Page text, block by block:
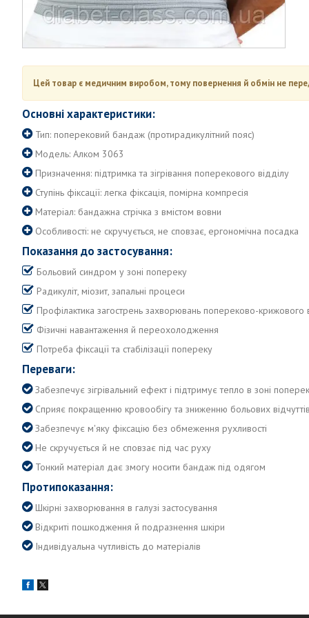
Цей товар є медичним виробом, тому повернення й обмін не
Основні характеристики:
Тип: поперековий бандаж (протирадикулітний пояс)
Модель: Алком 3063
Призначення: підтримка та зігрівання поперекового відділу
Ступінь фіксації: легка фіксація, помірна компресія
Матеріал: бандажна стрічка з вмістом вовни
Особливості: не скручується, не сповзає, ергономічна посадка
Показання до застосування:
Больовий синдром у зоні попереку
Радикуліт, міозит, запальні процеси
Профілактика загострень захворювань попереково-крижового
Фізичні навантаження й переохолодження
Потреба фіксації та стабілізації попереку
Переваги:
Забезпечує зігрівальний ефект і підтримує тепло в зоні
Сприяє покращенню кровообігу та зниженню больових відчуттів
Забезпечує м'яку фіксацію без обмеження рухливості
Не скручується й не сповзає під час руху
Тонкий матеріал дає змогу носити бандаж під одягом
Протипоказання:
Шкірні захворювання в галузі застосування
Відкриті пошкодження й подразнення шкіри
Індивідуальна чутливість до матеріалів